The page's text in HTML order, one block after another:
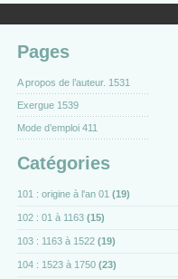
Pages
A propos de l’auteur. 1531
Exergue 1539
Mode d’emploi 411
Catégories
101 : origine à l'an 01 (19)
102 : 01 à 1163 (15)
103 : 1163 à 1522 (19)
104 : 1523 à 1750 (23)